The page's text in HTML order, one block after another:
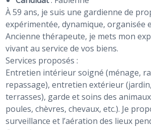
À 59 ans, je suis une gardienne de
expérimentée, dynamique, organisée
Ancienne thérapeute, je mets mon
vivant au service de vos biens.
Services proposés :
Entretien intérieur soigné (ménage,
repassage), entretien extérieur
terrasses), garde et soins des
poules, chèvres, chevaux, etc.). Je
surveillance et l’aération des lieux